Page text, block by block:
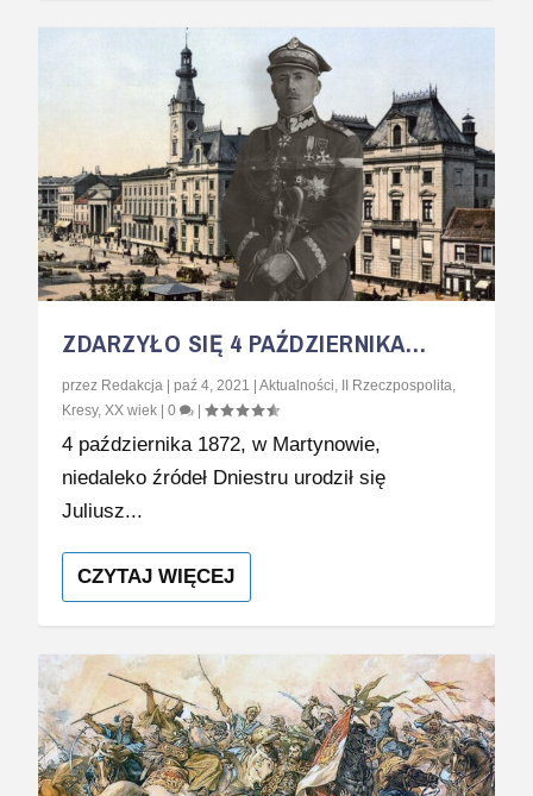
ZDARZYŁO SIĘ 4 PAŹDZIERNIKA…
przez Redakcja |paź 4, 2021 |Aktualności, II Rzeczpospolita,
Kresy,XX wiek |0 |
4 października 1872, w Martynowie,
niedaleko źródeł Dniestru urodził się
Juliusz...
CZYTAJ WIĘCEJ